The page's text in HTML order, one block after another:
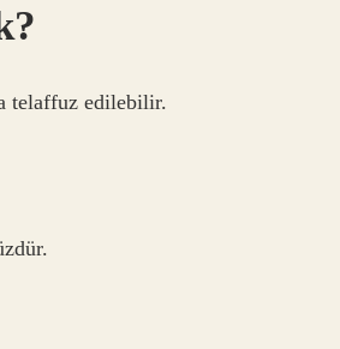
telaffuz edilebilir.